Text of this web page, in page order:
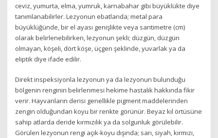
ceviz, yumurta, elma, yumruk, karnabahar gibi büyüklükte diye
tanımlanabilirler. Lezyonun ebatlarıda; metal para
büyüklüğünde, bir el ayası genişlikte veya santimetre (cm)
olarak belirlenebilirken, lezyonun şekli; düzgün, düzgün
olmayan, köşeli, dört köşe, üçgen şeklinde, yuvarlak ya da
eliptik diye ifade edilir.
Direkt inspeksiyonla lezyonun ya da lezyonun bulunduğu
bölgenin renginin belirlenmesi hekime hastalık hakkında fikir
verir. Hayvanların derisi genellikle pigment maddelerinden
zengin olduğundan koyu bir renkte görünür. Beyaz kıl örtüsüne
sahip atlarda deride kırmızılık ya da solgunluk görülebilir.
Görülen lezyonun rengi açık-koyu dışında; sarı, siyah, kırmızı,